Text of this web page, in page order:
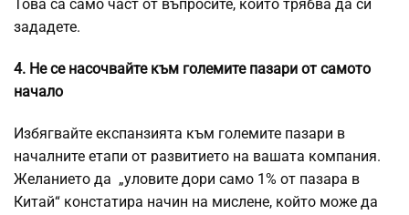
Това са само част от въпросите, които трябва да си
зададете.
4. Не се насочвайте към големите пазари от самото
начало
Избягвайте експанзията към големите пазари в
началните етапи от развитието на вашата компания.
Желанието да „уловите дори само 1% от пазара в
Китай“ констатира начин на мислене, който може да